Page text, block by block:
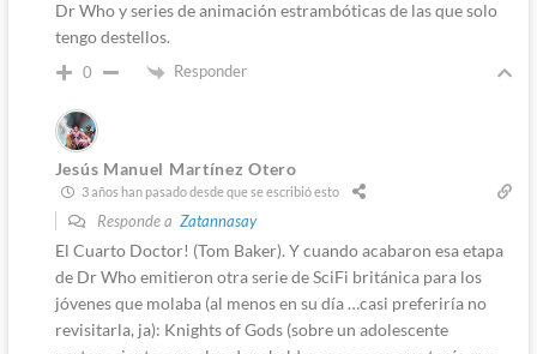
Dr Who y series de animación estrambóticas de las que solo
tengo destellos.
0 Responder
Jesús Manuel Martínez Otero
3 años han pasado desde que se escribió esto
Responde a Zatannasay
El Cuarto Doctor! (Tom Baker). Y cuando acabaron esa etapa
de Dr Who emitieron otra serie de SciFi británica para los
jóvenes que molaba (al menos en su día …casi preferiría no
revisitarla, ja): Knights of Gods (sobre un adolescente